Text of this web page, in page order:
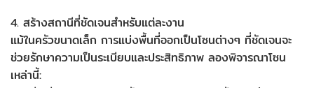
4. สร้างสถานีที่ชัดเจนสำหรับแต่ละงาน
แม้ในครัวขนาดเล็ก การแบ่งพื้นที่ออกเป็นโซนต่างๆ ที่ชัดเจนจะ
ช่วยรักษาความเป็นระเบียบและประสิทธิภาพ ลองพิจารณาโซน
เหล่านี้: